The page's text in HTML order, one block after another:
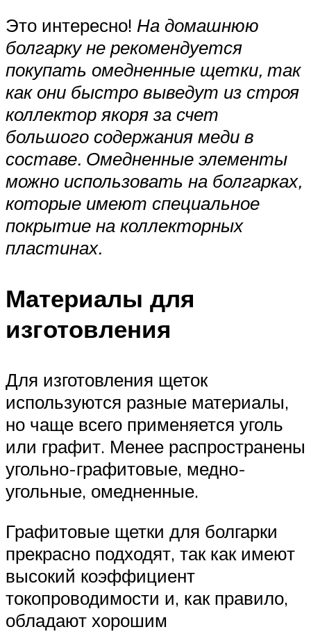
Это интересно! На домашнюю
болгарку не рекомендуется
покупать омедненные щетки, так
как они быстро выведут из строя
коллектор якоря за счет
большого содержания меди в
составе. Омедненные элементы
можно использовать на болгарках,
которые имеют специальное
покрытие на коллекторных
пластинах.
Материалы для
изготовления
Для изготовления щеток
используются разные материалы,
но чаще всего применяется уголь
или графит. Менее распространены
угольно-графитовые, медно-
угольные, омедненные.
Графитовые щетки для болгарки
прекрасно подходят, так как имеют
высокий коэффициент
токопроводимости и, как правило,
обладают хорошим